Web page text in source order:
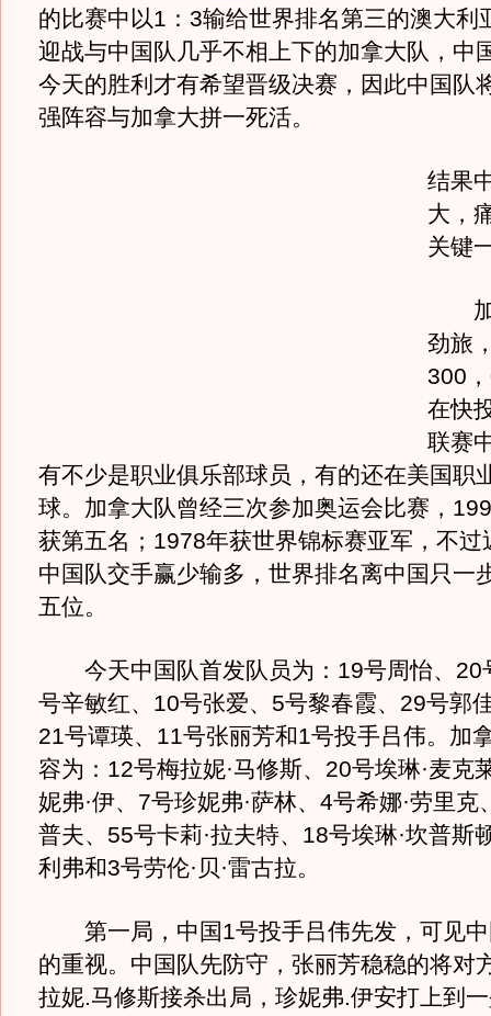
的比赛中以1：3输给世界排名第三的澳大利
迎战与中国队几乎不相上下的加拿大队，中
今天的胜利才有希望晋级决赛，因此中国队
强阵容与加拿大拼一死活。
结果
大，
关键
加
劲旅
300
在快
联赛
有不少是职业俱乐部球员，有的还在美国职
球。加拿大队曾经三次参加奥运会比赛，
获第五名；1978年获世界锦标赛亚军，不过
中国队交手赢少输多，世界排名离中国只一
五位。
今天中国队首发队员为：19号周怡、20
号辛敏红、10号张爱、5号黎春霞、29号郭
21号谭瑛、11号张丽芳和1号投手吕伟。加
容为：12号梅拉妮·马修斯、20号埃琳·麦克
妮弗·伊、7号珍妮弗·萨林、4号希娜·劳里克
普夫、55号卡莉·拉夫特、18号埃琳·坎普斯
利弗和3号劳伦·贝·雷古拉。
第一局，中国1号投手吕伟先发，可见中
的重视。中国队先防守，张丽芳稳稳的将对
拉妮.马修斯接杀出局，珍妮弗.伊安打上到